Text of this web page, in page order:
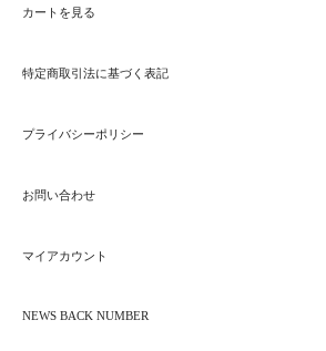
カートを見る
特定商取引法に基づく表記
プライバシーポリシー
お問い合わせ
マイアカウント
NEWS BACK NUMBER